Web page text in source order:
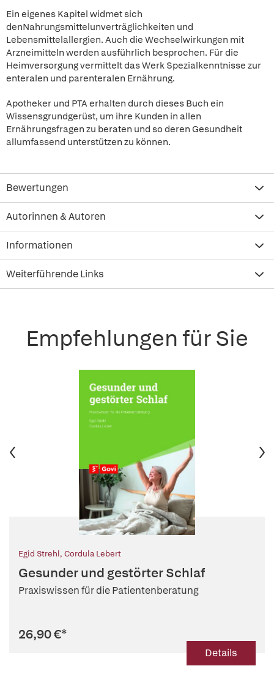
Ein eigenes Kapitel widmet sich
denNahrungsmittelunverträglichkeiten und
Lebensmittelallergien. Auch die Wechselwirkungen mit
Arzneimitteln werden ausführlich besprochen. Für die
Heimversorgung vermittelt das Werk Spezialkenntnisse zur
enteralen und parenteralen Ernährung.
Apotheker und PTA erhalten durch dieses Buch ein
Wissensgrundgerüst, um ihre Kunden in allen
Ernährungsfragen zu beraten und so deren Gesundheit
allumfassend unterstützen zu können.
Bewertungen
Autorinnen & Autoren
Informationen
Weiterführende Links
Empfehlungen für Sie
Egid Strehl, Cordula Lebert
Gesunder und gestörter Schlaf
Praxiswissen für die Patientenberatung
26,90 €*
Details